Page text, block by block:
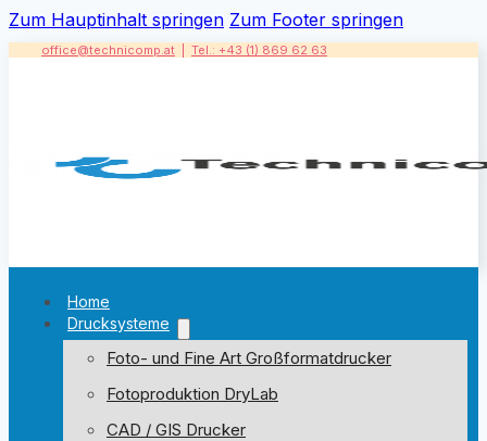
Zum Hauptinhalt springen Zum Footer springen
office@technicomp.at Tel.: +43 (1) 869 62 63
Home
Drucksysteme
Foto- und Fine Art Großformatdrucker
Fotoproduktion DryLab
CAD / GIS Drucker